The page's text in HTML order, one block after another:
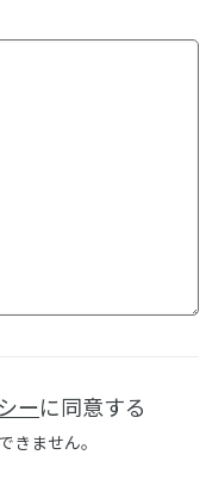
ーに同意する
ません。